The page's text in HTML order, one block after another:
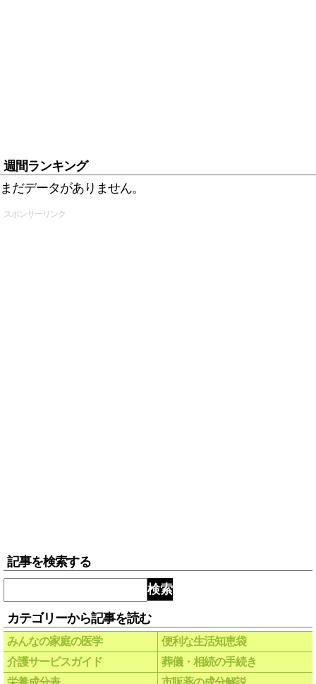
週間ランキング
まだデータがありません。
スポンサーリンク
記事を検索する
検索
カテゴリーから記事を読む
みんなの家庭の医学
便利な生活知恵袋
介護サービスガイド
葬儀・相続の手続き